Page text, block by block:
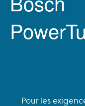
Pour les